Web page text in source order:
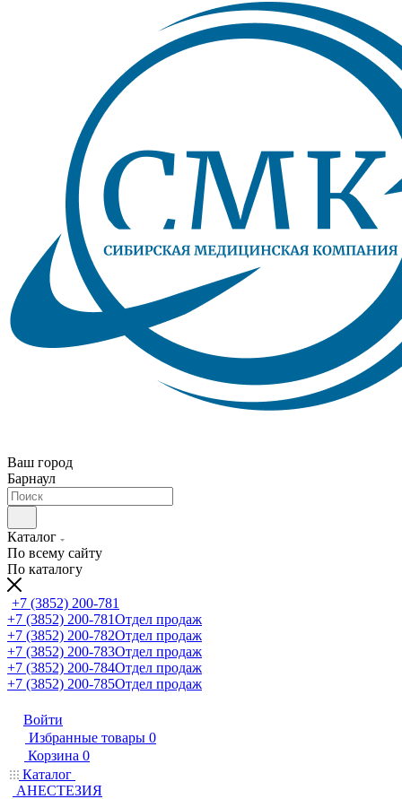
Ваш город
Барнаул
Каталог
По всему сайту
По каталогу
+7 (3852) 200-781
+7 (3852) 200-781Отдел продаж
+7 (3852) 200-782Отдел продаж
+7 (3852) 200-783Отдел продаж
+7 (3852) 200-784Отдел продаж
+7 (3852) 200-785Отдел продаж
Войти
Избранные товары 0
Корзина 0
Каталог
АНЕСТЕЗИЯ